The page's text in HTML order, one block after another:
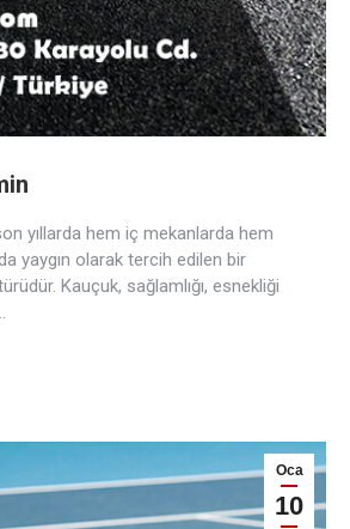
yıllarda hem iç mekanlarda hem
yaygın olarak tercih edilen bir
Kauçuk, sağlamlığı, esnekliği
Oca
10